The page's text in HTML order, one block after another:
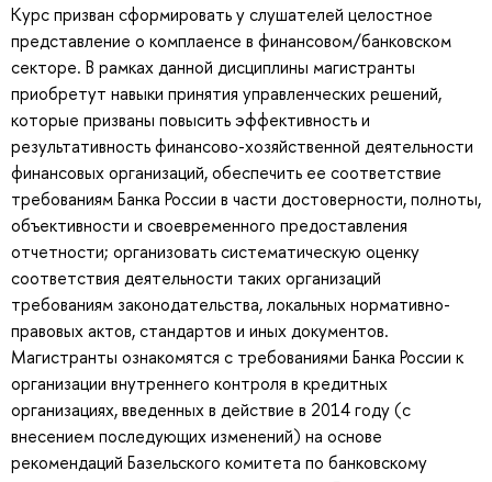
Курс призван сформировать у слушателей целостное
представление о комплаенсе в финансовом/банковском
секторе. В рамках данной дисциплины магистранты
приобретут навыки принятия управленческих решений,
которые призваны повысить эффективность и
результативность финансово-хозяйственной деятельности
финансовых организаций, обеспечить ее соответствие
требованиям Банка России в части достоверности, полноты,
объективности и своевременного предоставления
отчетности; организовать систематическую оценку
соответствия деятельности таких организаций
требованиям законодательства, локальных нормативно-
правовых актов, стандартов и иных документов.
Магистранты ознакомятся с требованиями Банка России к
организации внутреннего контроля в кредитных
организациях, введенных в действие в 2014 году (с
внесением последующих изменений) на основе
рекомендаций Базельского комитета по банковскому